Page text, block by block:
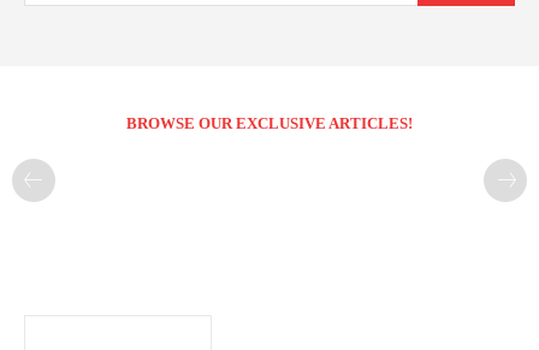
BROWSE OUR EXCLUSIVE ARTICLES!